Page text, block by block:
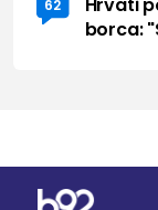
62
borca: